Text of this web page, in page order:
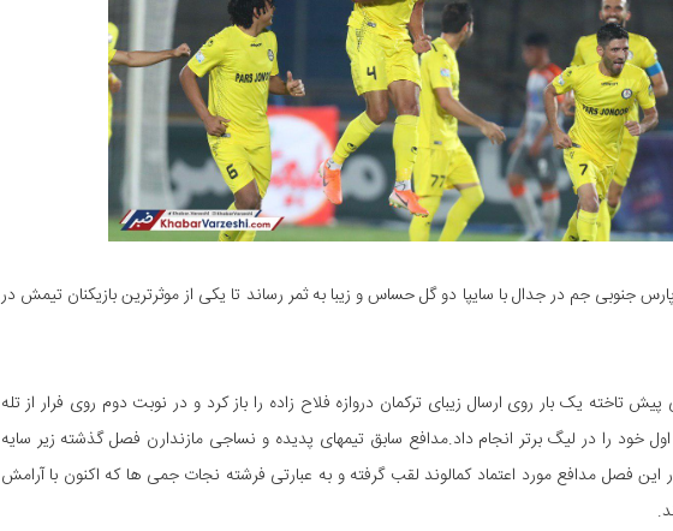
گرامی مدافع ۲۸ ساله پارس جنوبی جم در جدال با سایپا دو گل حساس و زیبا به ثمر رساند تا یکی از موثرترین بازیکنان تیمش در
تاخته یک بار روی ارسال زیبای ترکمان دروازه فلاح زاده را باز کرد و در نوبت دوم روی فرار از تله
اول خود را در لیگ برتر انجام داد.مدافع سابق تیمهای پدیده و نساجی مازندارن فصل گذشته زیر سایه
فصل مدافع مورد اعتماد کمالوند لقب گرفته و به عبارتی فرشته نجات جمی ها که اکنون با آرامش